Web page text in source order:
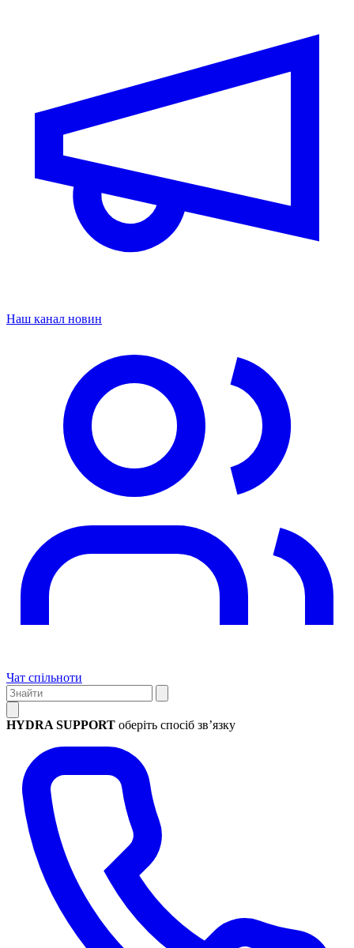
Наш канал новин
Чат спільноти
HYDRA SUPPORT оберіть спосіб зв’язку